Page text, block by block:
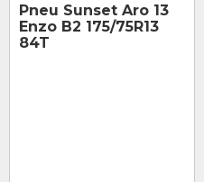
Pneu Sunset Aro 13
Enzo B2 175/75R13
84T